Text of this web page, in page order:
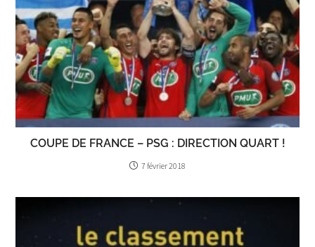
COUPE DE FRANCE – PSG : DIRECTION QUART !
7 février 2018